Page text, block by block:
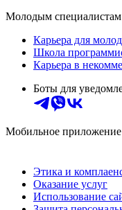
Молодым специалистам
Карьера для
Школа
Карьера в
Боты для
Мобильное приложение
Этика и
Оказание услуг
Использование